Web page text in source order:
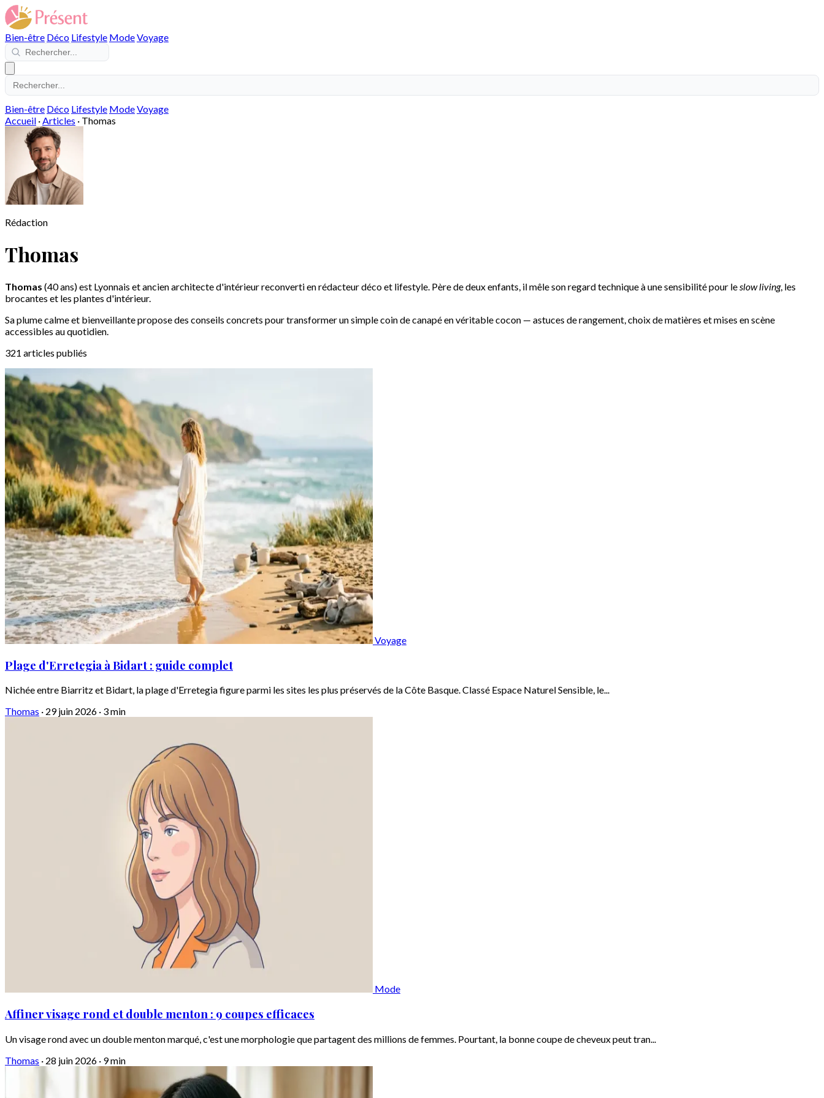
Bien-être Déco Lifestyle ModeVoyage
Bien-être Déco Lifestyle ModeVoyage
Accueil ·Articles · Thomas
Rédaction
Thomas
Thomas (40 ans) est Lyonnais et ancien architecte d'intérieur reconverti en rédacteur déco et lifestyle. Père de deux enfants, il mêle son regard technique à une sensibilité pour leslow living, les
brocantes et les plantes d'intérieur.
Sa plume calme et bienveillante propose des conseils concrets pour transformer un simple coin de canapé en véritable cocon — astuces de rangement, choix de matières et mises en scène
accessibles au quotidien.
321 articles publiés
Voyage
Plage d'Erretegia à Bidart : guide complet
Nichée entre Biarritz et Bidart, la plage d'Erretegia figure parmi les sites les plus préservés de la Côte Basque. Classé Espace Naturel Sensible, le...
Thomas · 29 juin 2026 · 3 min
Mode
Affiner visage rond et double menton : 9 coupes efficaces
Un visage rond avec un double menton marqué, c'est une morphologie que partagent des millions de femmes. Pourtant, la bonne coupe de cheveux peut tran...
Thomas · 28 juin 2026 · 9 min